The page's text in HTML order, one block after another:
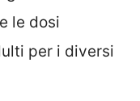
le dosi
per i diversi